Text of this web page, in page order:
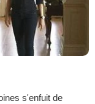
s'enfuit de